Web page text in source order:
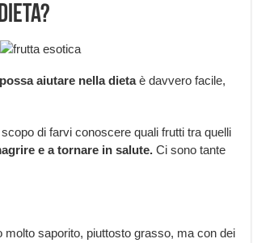
aiutare nella dietaè davvero facile,
di farvi conoscere quali frutti tra quelli
e a tornare in salute. Ci sono tante
molto saporito, piuttosto grasso, ma con dei